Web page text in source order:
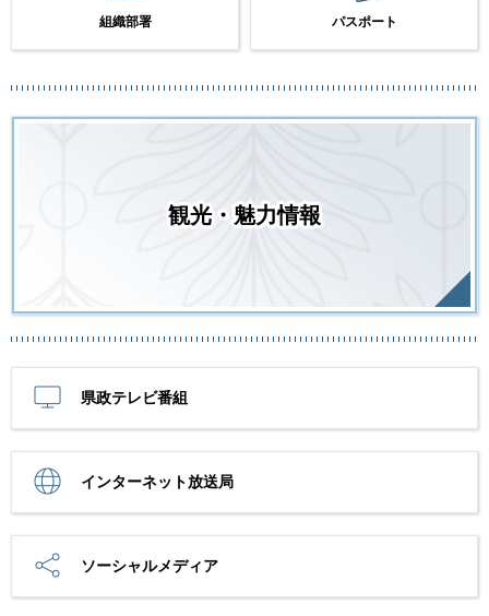
組織部署 パスポート
観光・魅力情報
県政テレビ番組
インターネット放送局
ソーシャルメディア